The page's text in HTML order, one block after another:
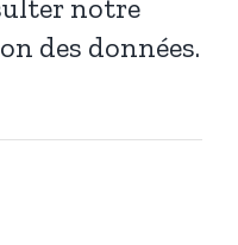
notre
des données.